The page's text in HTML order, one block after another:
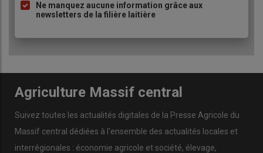
Ne manquez aucune information grâce aux
newsletters de la filière laitière
Agriculture Massif central
Suivez toutes les actualités digitales de la Presse Agricole du
Massif central dédiées à l'ensemble des actualités locales et
interrégionales : économie agricole et société, élevage,